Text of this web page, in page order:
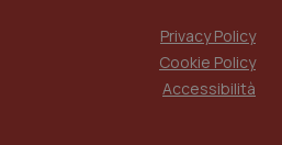
Privacy Policy
Cookie Policy
Accessibilità
www.quotidianosanitaclub.it Sessione